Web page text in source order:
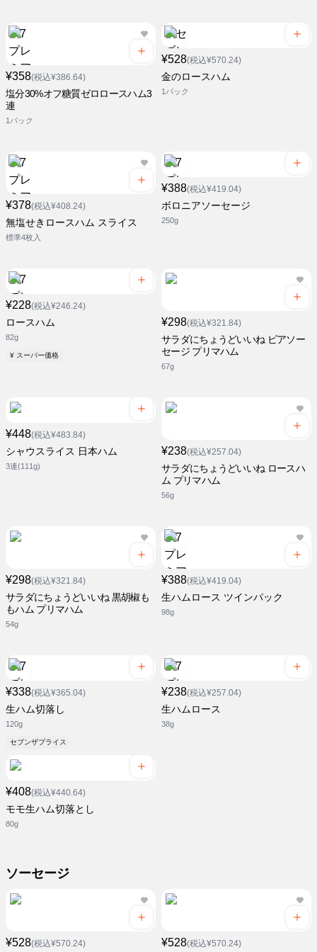
¥358(税込¥386.64)
塩分30%オフ糖質ゼロロースハム3
連
1パック
¥528(税込¥570.24)
金のロースハム
1パック
¥378(税込¥408.24)
無塩せきロースハム スライス
標準4枚入
¥388(税込¥419.04)
ボロニアソーセージ
250g
¥228(税込¥246.24)
ロースハム
82g
¥ スーパー価格
¥298(税込¥321.84)
サラダにちょうどいいね ビアソー
セージ プリマハム
67g
¥448(税込¥483.84)
シャウスライス 日本ハム
3連(111g)
¥238(税込¥257.04)
サラダにちょうどいいね ロースハ
ム プリマハム
56g
¥298(税込¥321.84)
サラダにちょうどいいね 黒胡椒も
もハム プリマハム
54g
¥388(税込¥419.04)
生ハムロース ツインパック
98g
¥338(税込¥365.04)
生ハム切落し
120g
セブンザプライス
¥238(税込¥257.04)
生ハムロース
38g
¥408(税込¥440.64)
モモ生ハム切落とし
80g
ソーセージ
¥528(税込¥570.24) ¥528(税込¥570.24)